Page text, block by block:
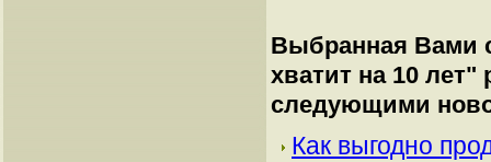
Выбранная Вами
хватит на 10 лет"
следующими
Как выгодно